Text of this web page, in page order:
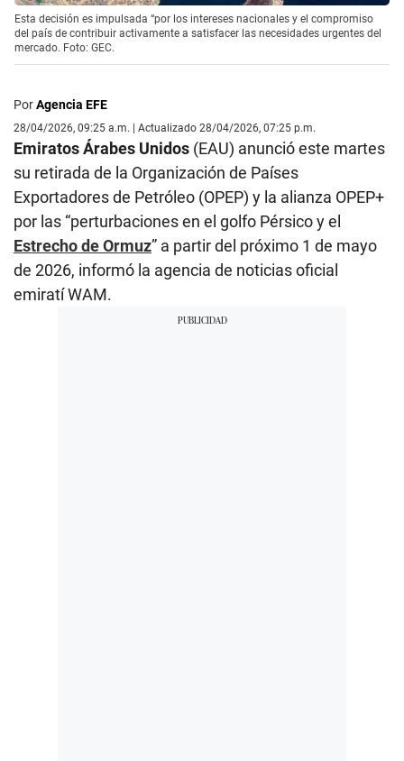
Esta decisión es impulsada “por los intereses nacionales y el compromiso
del país de contribuir activamente a satisfacer las necesidades urgentes del
mercado. Foto: GEC.
PorAgencia EFE
28/04/2026, 09:25 a.m. | Actualizado 28/04/2026, 07:25 p.m.
Emiratos Árabes Unidos (EAU) anunció este martes
su retirada de la Organización de Países
Exportadores de Petróleo (OPEP) y la alianza OPEP+
por las “perturbaciones en el golfo Pérsico y el
Estrecho de Ormuz” a partir del próximo 1 de mayo
de 2026, informó la agencia de noticias oficial
emiratí WAM.